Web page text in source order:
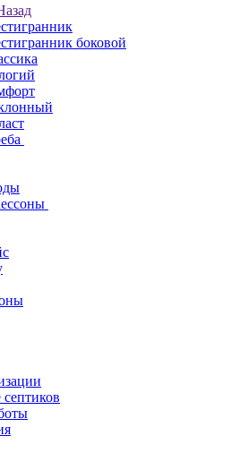
боковой